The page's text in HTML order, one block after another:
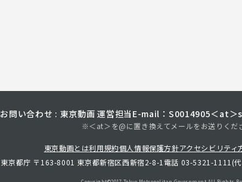
お問い合わせ : 東京動画 運営担当 E-mail：S0014905＜at
※＜at＞を@に置き換えてメールをお送りくだ
東京動画とは利用規約個人情報保護方針アクセシビリティ
東京都庁 〒163-8001 東京都新宿区西新宿2-8-1 電話 03-5321-1111(